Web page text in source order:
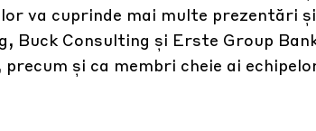
va cuprinde mai multe prezentări
Buck Consulting și Erste Group
și ca membri cheie ai